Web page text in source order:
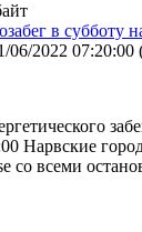
в субботу
06/2022 07:20:00
Нарвские
со всеми